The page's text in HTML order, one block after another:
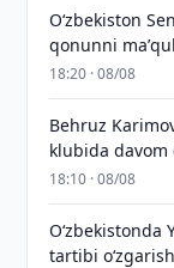
Oʻzbekiston
qonunni
18:20 · 08/08
Behruz
klubida
18:10 · 08/08
O‘zbekistonda
tartibi